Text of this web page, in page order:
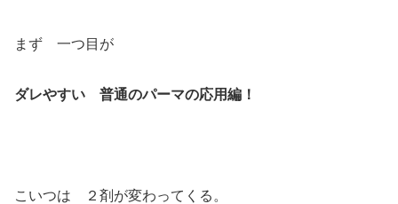
まず 一つ目が
ダレやすい 普通のパーマの応用編！
こいつは ２剤が変わってくる。